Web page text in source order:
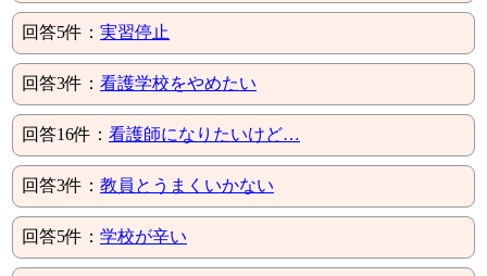
回答5件： 実習停止
回答3件： 看護学校をやめたい
回答16件： 看護師になりたいけど…
回答3件： 教員とうまくいかない
回答5件： 学校が辛い